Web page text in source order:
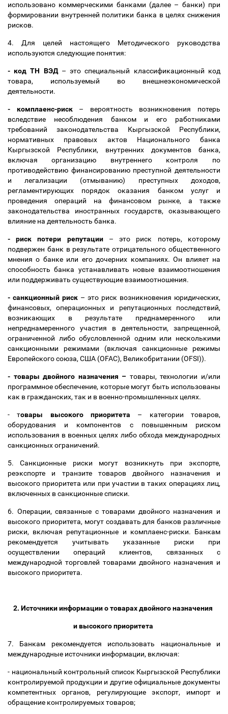
использовано коммерческими банками (далее – банки) при
формировании внутренней политики банка в целях снижения
рисков.
4. Для целей настоящего Методического руководства
используются следующие понятия:
-код ТН ВЭД – это специальный классификационный код
товара, используемый во внешнеэкономической
деятельности.
- комплаенс-риск –
вероятность возникновения потерь
вследствие несоблюдения банком и его работниками
требований законодательства Кыргызской Республики,
нормативных правовых актов Национального банка
Кыргызской Республики, внутренних документов банка,
включая организацию внутреннего контроля по
противодействию финансированию преступной деятельности
и легализации (отмыванию) преступных доходов,
регламентирующих порядок оказания банком услуг и
проведения операций на финансовом рынке, а также
законодательства иностранных государств, оказывающего
влияние на деятельность банка.
- риск потери репутации –
это риск потерь, которому
подвержен банк в результате отрицательного общественного
мнения о банке или его дочерних компаниях. Он влияет на
способность банка устанавливать новые взаимоотношения
или поддерживать существующие взаимоотношения.
- санкционный риск – это риск возникновения юридических,
финансовых, операционных и репутационных последствий,
возникающих в результате преднамеренного или
непреднамеренного участия в деятельности, запрещенной,
ограниченной либо обусловленной одним или несколькими
санкционными режимами (включая санкционные режимы
Европейского союза, США (OFAC), Великобритании (OFSI)).
- товары двойного назначения – товары, технологии и/или
программное обеспечение, которые могут быть использованы
как в гражданских, так и в военно-промышленных целях.
- товары высокого приоритета –
категории товаров,
оборудования и компонентов с повышенным риском
использования в военных целях либо обхода международных
санкционных ограничений.
5.Санкционные риски могут возникнуть при экспорте,
реэкспорте и транзите товаров двойного назначения и
высокого приоритета или при участии в таких операциях лиц,
включенных в санкционные списки.
6. Операции, связанные с товарами двойного назначения и
высокого приоритета, могут создавать для банков различные
риски, включая репутационные и комплаенс-риски. Банкам
рекомендуется учитывать указанные риски при
осуществлении
операций клиентов, связанных с
международной торговлей товарами двойного назначения и
высокого приоритета.
2.Источники информации о товарах двойного назначения
и высокого приоритета
7. Банкам рекомендуется использовать национальные и
международные источники информации, включая:
- национальный контрольный список Кыргызской Республики
контролируемой продукции и другие официальные документы
компетентных органов, регулирующие экспорт, импорт и
обращение контролируемых товаров;